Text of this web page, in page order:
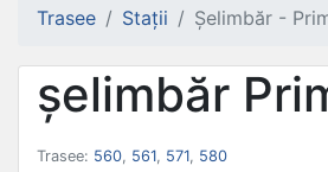
Trasee Stații Șelimbăr -
șelimbăr
Trasee: 560, 561, 571, 580